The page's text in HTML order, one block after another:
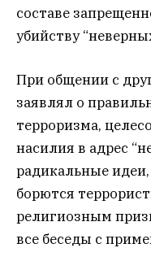
составе
убийству
При общении с
заявлял о
терроризма,
насилия в адрес
радикальные
борются
религиозным
все беседы с